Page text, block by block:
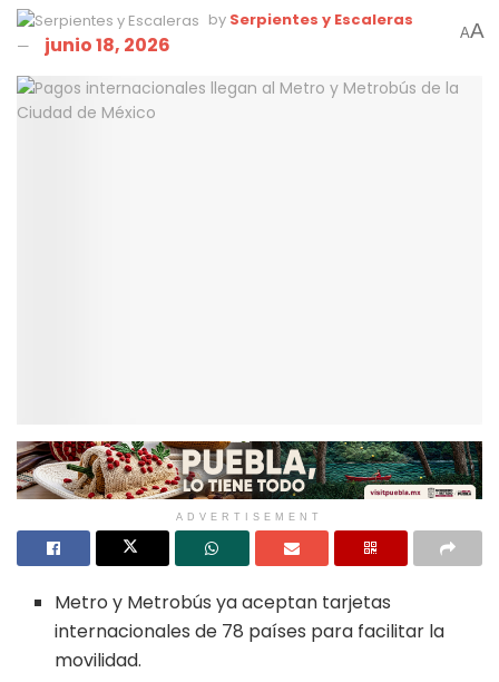
by Serpientes y Escaleras
junio 18, 2026 AA
ADVERTISEMENT
Metro y Metrobús ya aceptan tarjetas
internacionales de 78 países para facilitar la
movilidad.